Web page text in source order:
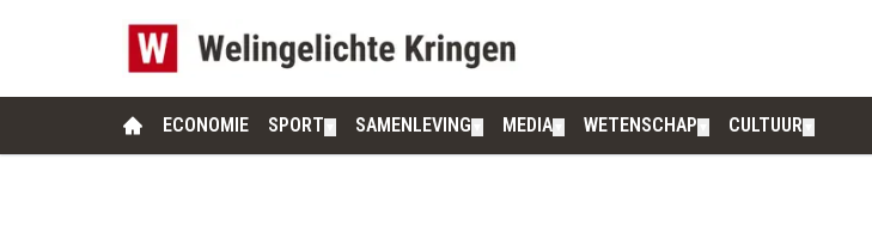
ECONOMIE SPORT SAMENLEVING MEDIA WETENSCHAP CULTUUR